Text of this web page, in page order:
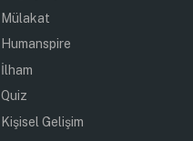
Mülakat
Humanspire
İlham
Quiz
Kişisel Gelişim